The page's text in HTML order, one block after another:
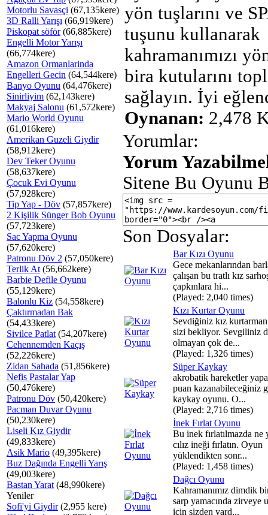
Motorlu Savasçi (67,135kere)
3D Ralli Yarışı (66,919kere)
Piskopat söför(66,885kere)
Engelli Motor Yarışı
(66,774kere)
Amazon Ormanlarinda
Engelleri Gecin (64,544kere)
Banyo Oyunu (64,476kere)
Sinirliyim (62,143kere)
Makyaj Salonu (61,572kere)
Mario World Oyunu
(61,016kere)
Amerikan Guzeli Giydir
(58,912kere)
Dev Teker Oyunu
(58,637kere)
Çocuk Evi Oyunu
(57,928kere)
Tip Yap - Döv (57,857kere)
2 Kişilik Sünger Bob Oyunu
(57,723kere)
Sac Yapma Oyunu
(57,620kere)
Patronu Döv 2 (57,050kere)
Terlik At (56,662kere)
Barbie Defile Oyunu
(55,129kere)
Balonlu Kiz (54,558kere)
Çaktırmadan Bak
(54,433kere)
Sivilce Patlat (54,207kere)
Cehennemden Kaçış
(52,226kere)
Zidan Sahada (51,856kere)
Nefis Pastalar Yap
(50,476kere)
Patronu Döv (50,420kere)
Pacman Duvar Oyunu
(50,230kere)
Liseli Kız Giydir
(49,833kere)
Asik Mario (49,395kere)
Buz Dağında Engelli Yarış
(49,003kere)
Bastan Yarat (48,990kere)
Yeniler
Sofi'yi Giydir(2,955 kere)
yön tuşlarını ve
tuşunu kullanarak
kahramanımızı
bira kutularını
sağlayın. İyi
Oynanan: 2,478
Yorumlar:
Yorum
Sitene Bu Oyunu
Son Dosyalar:
Bar Kızı Oyunu
Gece mekanlarından
çalışan bu tratlı kız
çapkınlara hi...
(Played: 2,040 times)
Kızı Kurtar Oyunu
Sevdiğiniz kız
sizi bekliyor. Sevgiliniz
olmayan çok de...
(Played: 1,326 times)
Süper Kaykay
akrobatik hareketler
puan kazanabileceğiniz
kaykay oyunu. O...
(Played: 2,716 times)
İnek Fırlat Oyunu
Bu inek fırlatılmazda ne
cılız ineği fırlatın. Oyun
yüklendikten sonr...
(Played: 1,458 times)
Dağcı Oyunu
Kahramanımız dimdik
sarp yamacında zirveye
için sizden yard...